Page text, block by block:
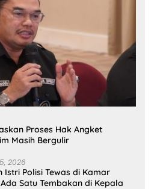
Proses Hak Angket
Masih Bergulir
2026
Istri Polisi Tewas di Kamar
Satu Tembakan di Kepala